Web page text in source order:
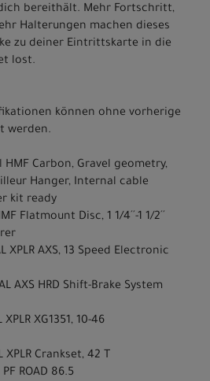
bereithält. Mehr Fortschritt,
Halterungen machen dieses
zu deiner Eintrittskarte in die
lost.
können ohne vorherige
werden.
Carbon, Gravel geometry,
Hanger, Internal cable
kit ready
Flatmount Disc, 1 1/4´´-1 1/2´´
XPLR AXS, 13 Speed Electronic
AXS HRD Shift-Brake System
XG1351, 10-46
XPLR Crankset, 42 T
ROAD 86.5